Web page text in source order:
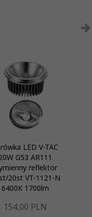
LED V-TAC
G53 AR111
reflektor
20st VT-1121-N
6400K 1700lm
154,00 PLN